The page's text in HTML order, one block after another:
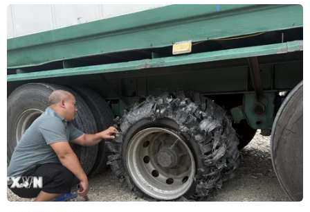
để đòi nợ ở Tiền Giang
19/02/2023 04:28
Trong quá trình đòi tiền, các đối tượng đã hơn 5 lần đến
nhà ông Võ Kim Tiến ném sơn, chất bẩn, xăng dầu;
thường xuyên gọi điện thoại, nhắn tin đe dọa, khủng bố
tinh thần, buộc ông Tiến phải đưa tiền.